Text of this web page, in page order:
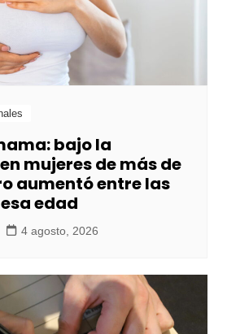
bajo la
mujeres de más de
aumentó entre las
edad
4 agosto, 2026